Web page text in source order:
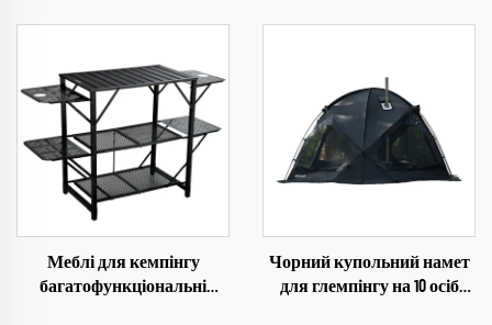
Меблі для кемпінгу
багатофункціональні
Чорний купольний намет
для глемпінгу на 10 осіб